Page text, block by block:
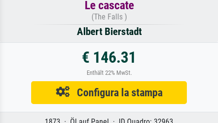
Le cascate
(The Falls )
Albert Bierstadt
€ 146.31
Enthält 22% MwSt.
Configura la stampa